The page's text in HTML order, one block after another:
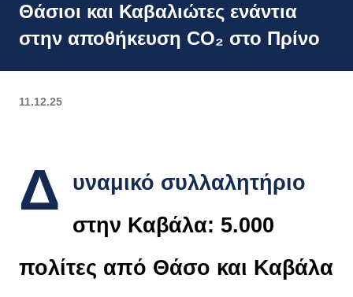
Θάσιοι και Καβαλιώτες ενάντια
στην αποθήκευση CO₂ στο Πρίνο
11.12.25
Δ
υναμικό συλλαλητήριο
στην Καβάλα: 5.000
πολίτες από Θάσο και Καβάλα